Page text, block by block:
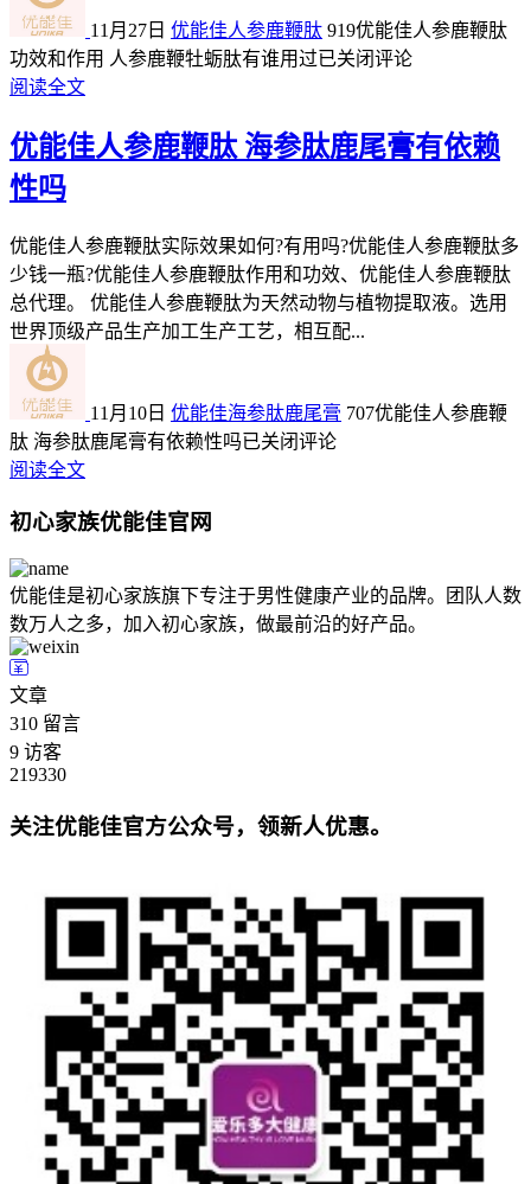
11月27日 优能佳人参鹿鞭肽 919优能佳人参鹿鞭肽
功效和作用 人参鹿鞭牡蛎肽有谁用过已关闭评论
阅读全文
优能佳人参鹿鞭肽 海参肽鹿尾膏有依赖
性吗
优能佳人参鹿鞭肽实际效果如何?有用吗?优能佳人参鹿鞭肽多
少钱一瓶?优能佳人参鹿鞭肽作用和功效、优能佳人参鹿鞭肽
总代理。 优能佳人参鹿鞭肽为天然动物与植物提取液。选用
世界顶级产品生产加工生产工艺，相互配...
11月10日 优能佳海参肽鹿尾膏 707优能佳人参鹿鞭
肽 海参肽鹿尾膏有依赖性吗已关闭评论
阅读全文
初心家族优能佳官网
优能佳是初心家族旗下专注于男性健康产业的品牌。团队人数
数万人之多，加入初心家族，做最前沿的好产品。
文章
310 留言
9 访客
219330
关注优能佳官方公众号，领新人优惠。